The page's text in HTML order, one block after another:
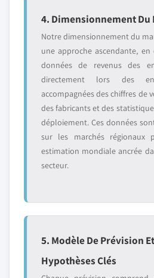
4. Dimensionnement Du
Notre dimensionnement du
une approche ascendante,
données de revenus des
directement lors des
accompagnées des chiffres de
des fabricants et des
déploiement. Ces données
sur les marchés régionaux
estimation mondiale ancrée
secteur.
5. Modèle De Prévision Et
Hypothèses Clés